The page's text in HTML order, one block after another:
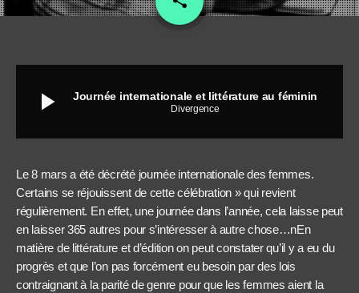
play_arrow Journée internationale et littérature au féminin
Divergence
Le 8 mars a été décrété journée internationale des femmes.
Certains se réjouissent de cette célébration » qui revient
régulièrement. En effet, une journée dans l’année, cela laisse peut
en laisser 365 autres pour s’intéresser à autre chose…nEn
matière de littérature et d’édition on peut constater qu’il y a eu du
progrès et que l’on pas forcément eu besoin par des lois
contraignant à la parité de genre pour que les femmes aient la